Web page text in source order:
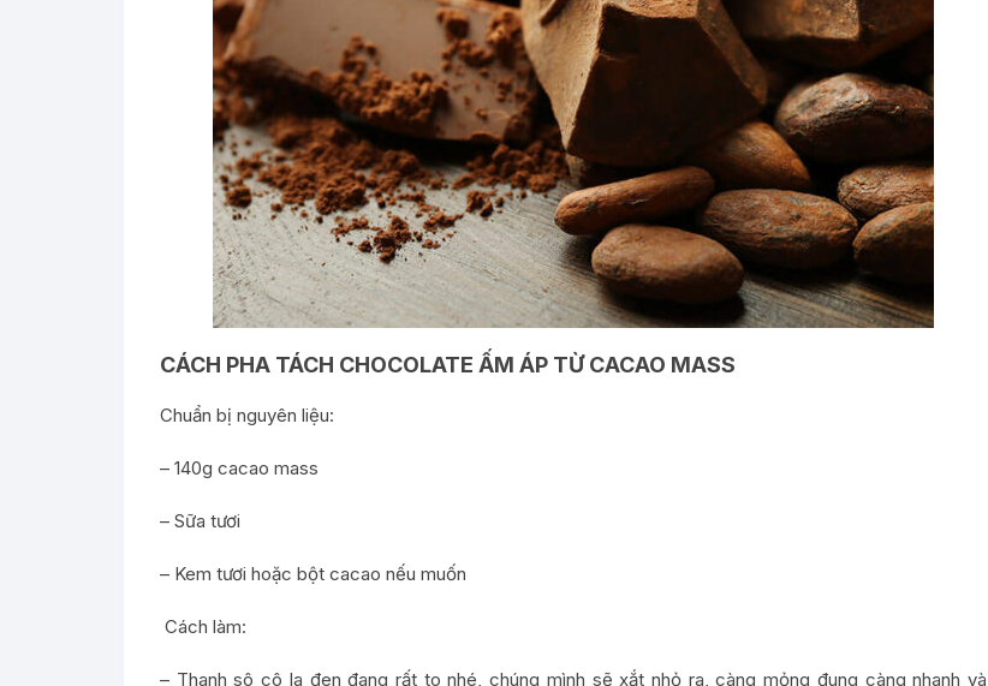
CÁCH PHA TÁCH CHOCOLATE ẤM ÁP TỪ CACAO MASS
Chuẩn bị nguyên liệu:
– 140g cacao mass
– Sữa tươi
– Kem tươi hoặc bột cacao nếu muốn
Cách làm:
– Thanh sô cô la đen đang rất to nhé, chúng mình sẽ xắt nhỏ ra, càng mỏng đung càng nhanh và